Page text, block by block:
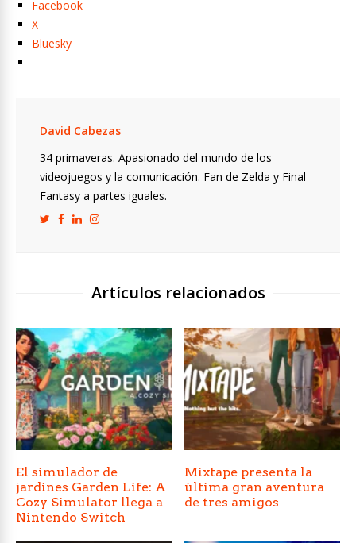
Facebook
X
Bluesky
David Cabezas
34 primaveras. Apasionado del mundo de los
videojuegos y la comunicación. Fan de Zelda y Final
Fantasy a partes iguales.
Artículos relacionados
El simulador de
jardines Garden Life: A
Cozy Simulator llega a
Nintendo Switch
Mixtape presenta la
última gran aventura
de tres amigos